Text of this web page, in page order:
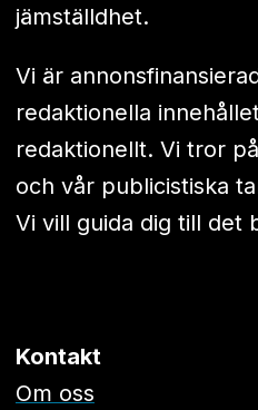
jämställdhet.
Vi är
redaktionella
redaktionellt. Vi tror
och vår publicistiska
Vi vill guida dig till det
Kontakt
Om oss